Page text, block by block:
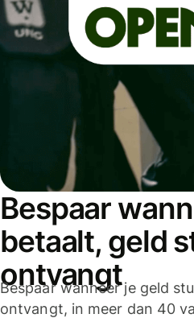
Bespaar
betaalt, geld
ontvangt
Bespaar wanneer je geld
ontvangt, in meer dan 40